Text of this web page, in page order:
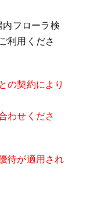
フローラ検
利用くださ
の契約により
わせくださ
待が適用され